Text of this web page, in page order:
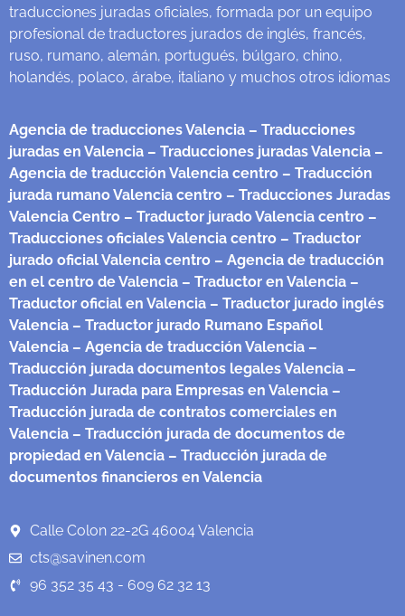
traducciones juradas oficiales, formada por un equipo
profesional de traductores jurados de inglés, francés,
ruso, rumano, alemán, portugués, búlgaro, chino,
holandés, polaco, árabe, italiano y muchos otros idiomas
Agencia de traducciones Valencia – Traducciones
juradas en Valencia – Traducciones juradas Valencia –
Agencia de traducción Valencia centro – Traducción
jurada rumano Valencia centro – Traducciones Juradas
Valencia Centro – Traductor jurado Valencia centro –
Traducciones oficiales Valencia centro – Traductor
jurado oficial Valencia centro – Agencia de traducción
en el centro de Valencia – Traductor en Valencia –
Traductor oficial en Valencia – Traductor jurado inglés
Valencia – Traductor jurado Rumano Español
Valencia – Agencia de traducción Valencia –
Traducción jurada documentos legales Valencia –
Traducción Jurada para Empresas en Valencia –
Traducción jurada de contratos comerciales en
Valencia – Traducción jurada de documentos de
propiedad en Valencia – Traducción jurada de
documentos financieros en Valencia
Calle Colon 22-2G 46004 Valencia
cts@savinen.com
96 352 35 43 - 609 62 32 13